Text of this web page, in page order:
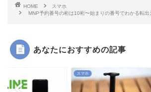
HOME
スマホ
MNP予約番号の桁は10桁〜始まりの番号でわかる転出
あなたにおすすめの記事
スマホ